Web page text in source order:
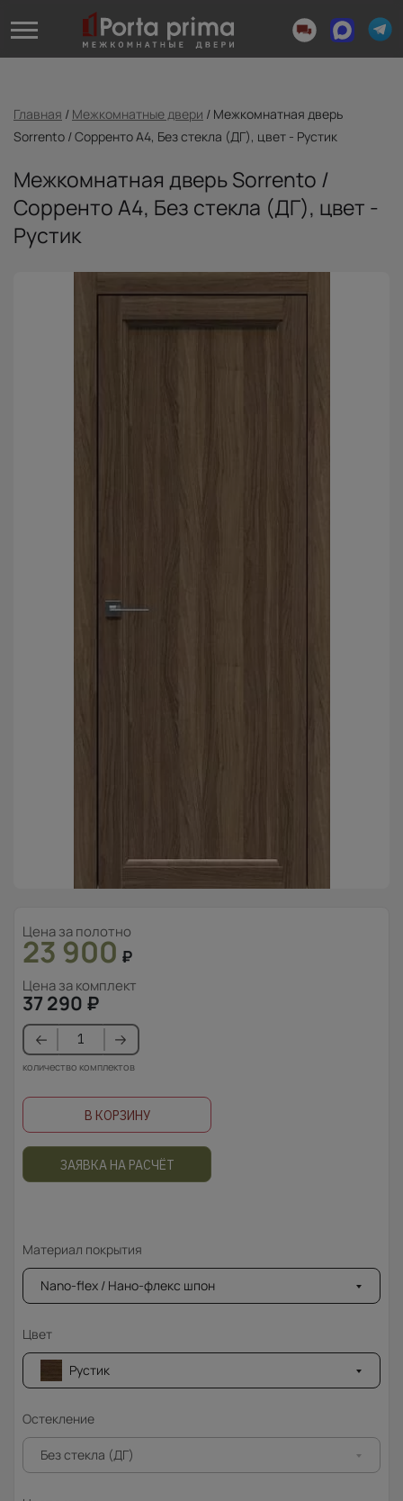
Главная / Межкомнатные двери / Межкомнатная дверь
Sorrento / Сорренто А4, Без стекла (ДГ), цвет - Рустик
Межкомнатная дверь Sorrento /
Сорренто А4, Без стекла (ДГ), цвет -
Рустик
Цена за полотно
23 900 ₽
Цена за комплект
37 290 ₽
количество комплектов
В КОРЗИНУ
ЗАЯВКА НА РАСЧЁТ
Материал покрытия
Nano-flex / Нано-флекс шпон
Цвет
Рустик
Остекление
Без стекла (ДГ)